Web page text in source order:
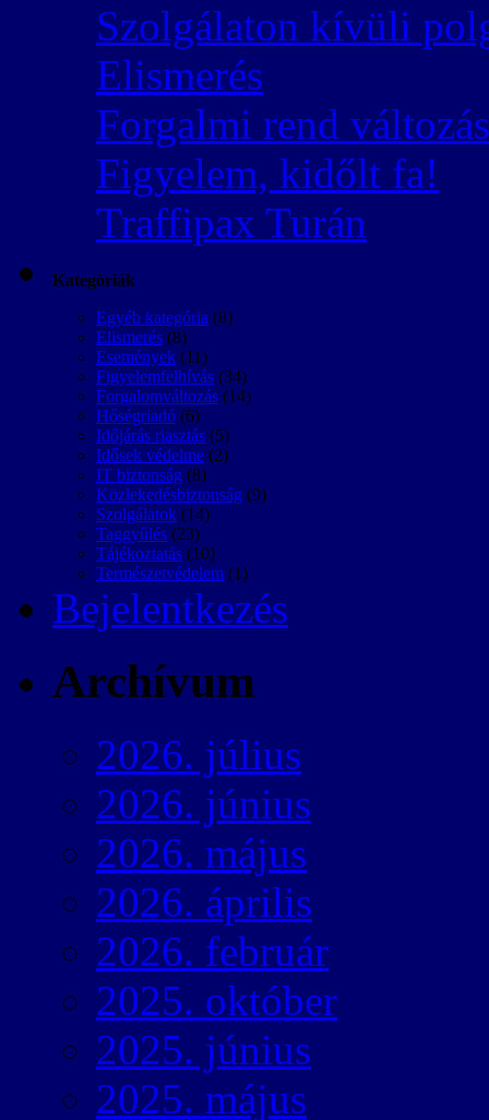
Szolgálaton kívüli
Elismerés
Forgalmi rend
Figyelem, kidőlt fa!
Traffipax Turán
Kategóriák
Egyéb kategória (8)
Elismerés (8)
Események (11)
Figyelemfelhívás (34)
Forgalomváltozás (14)
Hőségriadó (6)
Időjárás riasztás (5)
Idősek védelme (2)
IT biztonság (8)
Közlekedésbiztonság (9)
Szolgálatok (14)
Taggyűlés (23)
Tájékoztatás (10)
Természetvédelem (1)
Bejelentkezés
Archívum
2026. július
2026. június
2026. május
2026. április
2026. február
2025. október
2025. június
2025. május